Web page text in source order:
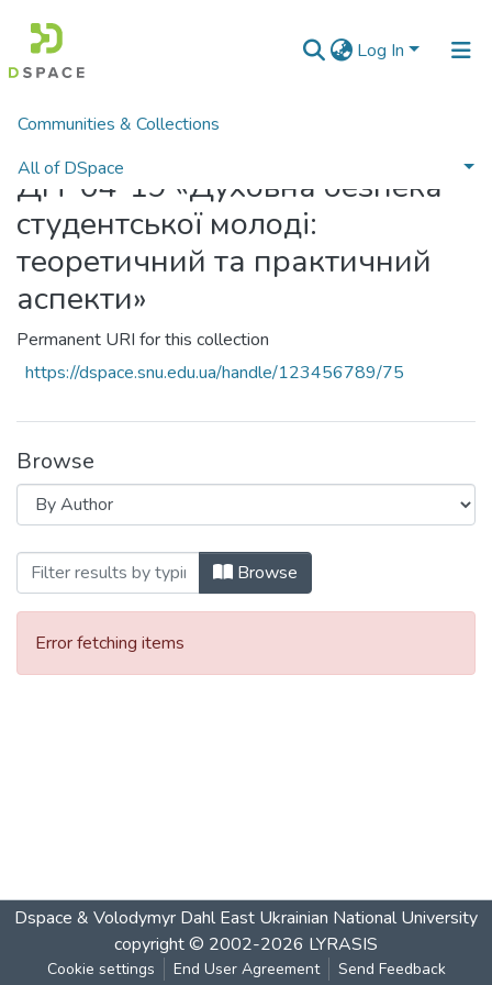
Log In
Communities & Collections
All of DSpace
Home
ДН-04-19 «Духовна безпека
студентської молоді:
теоретичний та практичний
аспекти»
Permanent URI for this collection
https://dspace.snu.edu.ua/handle/123456789/75
Browse
Browsing ДН-04-19 «Духовна безпека
Browse
Error fetching items
Dspace & Volodymyr Dahl East Ukrainian National University
copyright © 2002-2026 LYRASIS
Cookie settings End User Agreement Send Feedback